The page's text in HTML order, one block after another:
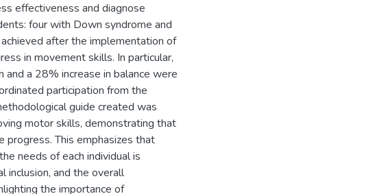
effectiveness and diagnose
four with Down syndrome and
after the implementation of
in movement skills. In particular,
a 28% increase in balance were
participation from the
guide created was
motor skills, demonstrating that
progress. This emphasizes that
needs of each individual is
inclusion, and the overall
the importance of